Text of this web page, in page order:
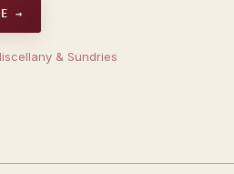
→
& Sundries